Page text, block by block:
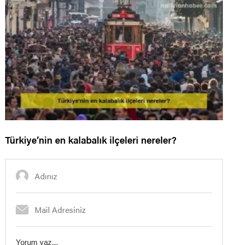
Türkiye’nin en kalabalık ilçeleri nereler?